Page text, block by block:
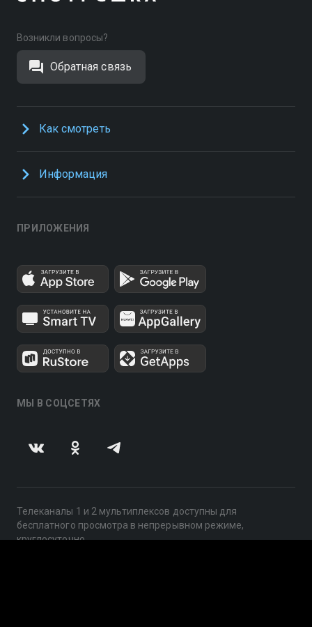
Возникли вопросы?
Обратная связь
Как смотреть
Информация
ПРИЛОЖЕНИЯ
МЫ В СОЦСЕТЯХ
Телеканалы 1 и 2 мультиплексов доступны для
бесплатного просмотра в непрерывном режиме,
круглосуточно.